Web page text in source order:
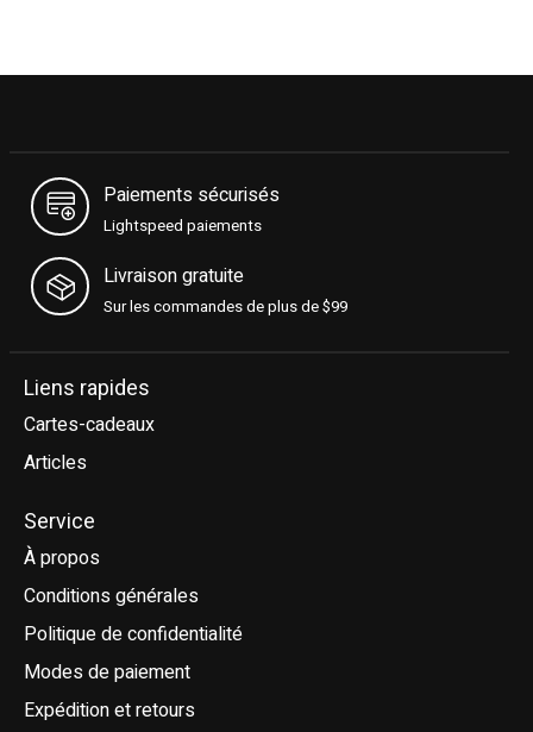
Paiements sécurisés
Lightspeed paiements
Livraison gratuite
Sur les commandes de plus de $99
Liens rapides
Cartes-cadeaux
Articles
Service
À propos
Conditions générales
Politique de confidentialité
Modes de paiement
Expédition et retours